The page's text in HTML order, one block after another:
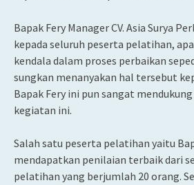
Bapak Fery Manager CV. Asia Surya
kepada seluruh peserta pelatihan,
kendala dalam proses perbaikan
sungkan menanyakan hal tersebut
Bapak Fery ini pun sangat
kegiatan ini.
Salah satu peserta pelatihan yaitu
mendapatkan penilaian terbaik dari
pelatihan yang berjumlah 20 orang.